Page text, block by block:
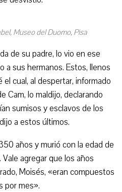
Museo del Duomo, Pisa
de su padre, lo vio en ese
a sus hermanos. Estos, llenos
cual, al despertar, informado
Cam, lo maldijo, declarando
sumisos y esclavos de los
a estos últimos.
años y murió con la edad de
agregar que los años
Moisés, «eran compuestos
por mes».